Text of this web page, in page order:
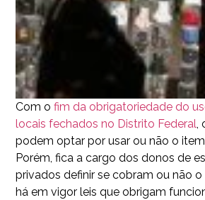
Com o fim da obrigatoriedade do
locais fechados no Distrito Federal,
podem optar por usar ou não o
Porém, fica a cargo dos donos de
privados definir se cobram ou não
há em vigor leis que obrigam